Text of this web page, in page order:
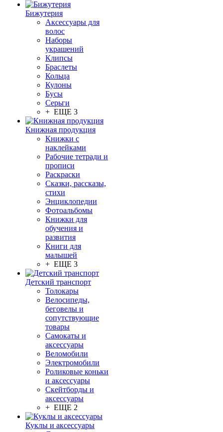
Бижутерия
Аксессуары для
волос
Наборы
украшений
Клипсы
Браслеты
Кольца
Кулоны
Бусы
Серьги
+ ЕЩЕ 3
Книжная продукция
Книжки с
наклейками
Рабочие тетради и
прописи
Раскраски
Сказки, рассказы,
стихи
Энциклопедии
Фотоальбомы
Книжки для
обучения и
развития
Книги для
малышей
+ ЕЩЕ 3
Детский транспорт
Толокары
Велосипеды,
беговелы и
сопутствующие
товары
Самокаты и
аксессуары
Веломобили
Электромобили
Роликовые коньки
и аксессуары
Скейтборды и
аксессуары
+ ЕЩЕ 2
Куклы и аксессуары